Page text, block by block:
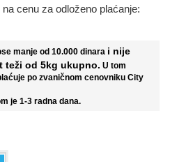
cenu za odloženo plaćanje:
manje od 10.000 dinara i nije
teži od 5kg ukupno. U tom
po zvaničnom cenovniku City
je 1-3 radna dana.